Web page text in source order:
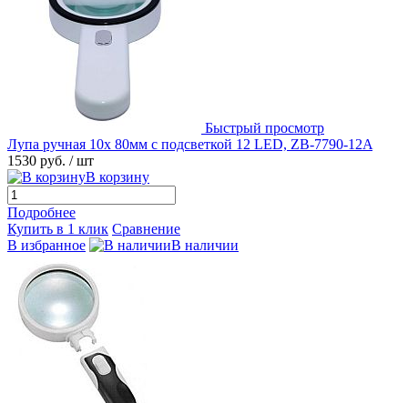
Быстрый просмотр
Лупа ручная 10x 80мм с подсветкой 12 LED, ZB-7790-12A
1530 руб. / шт
В корзину
Подробнее
Купить в 1 клик Сравнение
В избранное
В наличии